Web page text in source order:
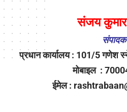
संजय
संपादक
प्रधान कार्यालय : 101/5 गणेश
मोबाइल :
ईमेल :